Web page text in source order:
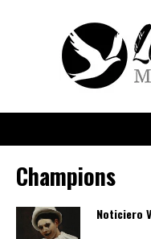
Champions
Noticiero